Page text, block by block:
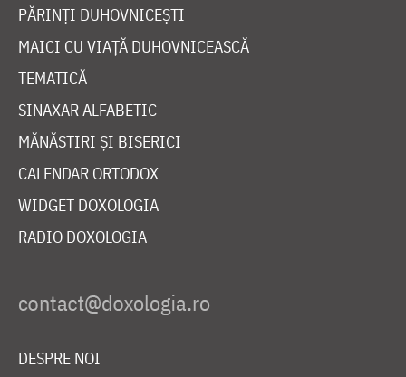
PĂRINȚI DUHOVNICEȘTI
MAICI CU VIAȚĂ DUHOVNICEASCĂ
TEMATICĂ
SINAXAR ALFABETIC
MĂNĂSTIRI ȘI BISERICI
CALENDAR ORTODOX
WIDGET DOXOLOGIA
RADIO DOXOLOGIA
DESPRE NOI